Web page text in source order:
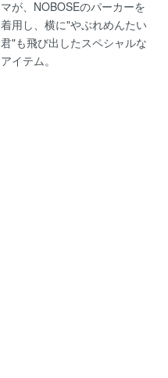
マが、NOBOSEのパーカーを
着用し、横に"やぶれめんたい
君"も飛び出したスペシャルな
アイテム。